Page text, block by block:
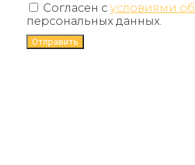
Согласен с условиями
персональных данных.
Отправить